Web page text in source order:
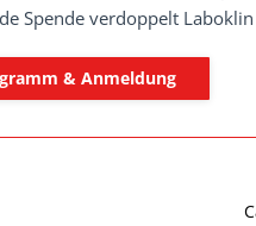
Spende verdoppelt
& Anmeldung